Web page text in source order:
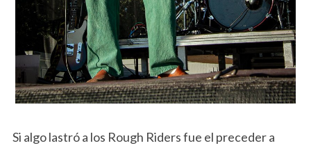
Si algo lastró a los Rough Riders fue el preceder a